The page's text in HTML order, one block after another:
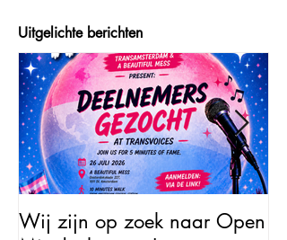
Uitgelichte berichten